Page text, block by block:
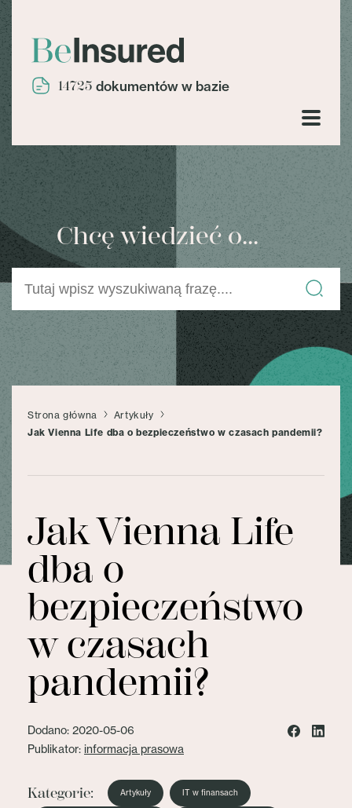
14725 dokumentów w bazie
Chcę wiedzieć o...
Strona główna
Artykuły
Jak Vienna Life dba o bezpieczeństwo w czasach pandemii?
Jak Vienna Life
dba o
bezpieczeństwo
w czasach
pandemii?
Dodano: 2020-05-06
Publikator: informacja prasowa
Kategorie: Artykuły IT w finansach